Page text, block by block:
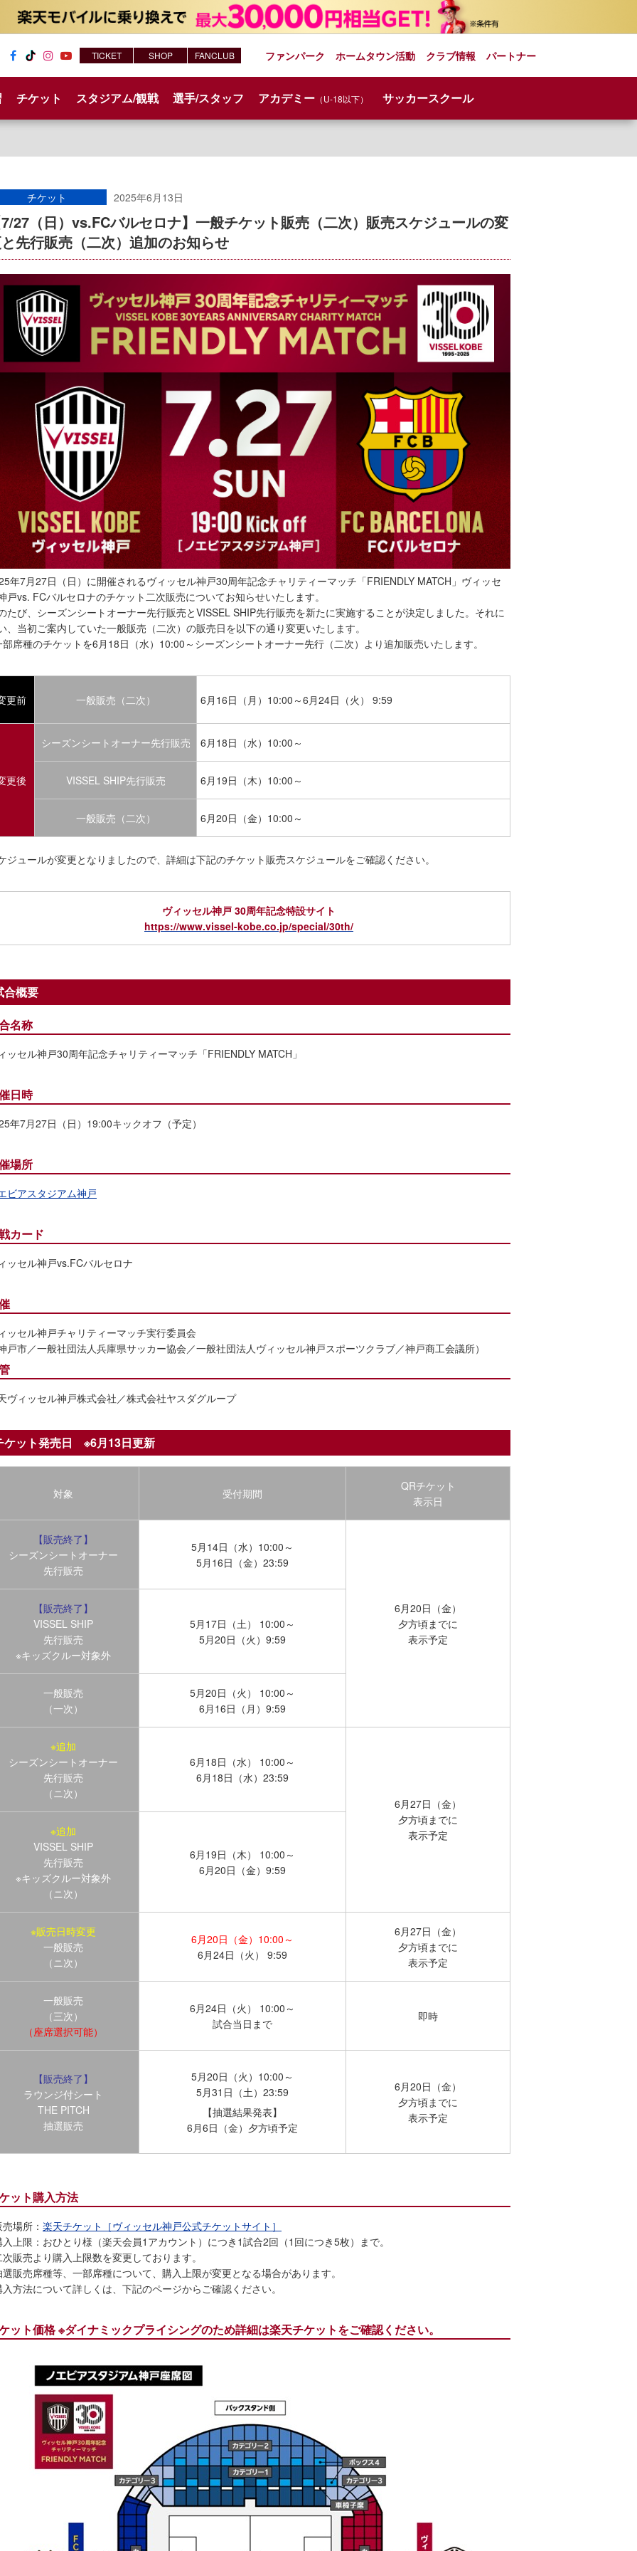
am e
チケット スタジアム/観戦 選手/スタッフ アカデミー（U-18以下） サッカースクール
ファンパーク ホームタウン活動 クラブ情報 パートナー
TICKET SHOP FANCLUB
チケット 2025年6月13日
27（日）vs.FCバルセロナ】一般チケット販売（二次）販売スケジュールの変
先行販売（二次）追加のお知らせ
年7月27日（日）に開催されるヴィッセル神戸30周年記念チャリティーマッチ「FRIENDLY MATCH」ヴィッセ
戸vs. FCバルセロナのチケット二次販売についてお知らせいたします。
たび、シーズンシートオーナー先行販売とVISSEL SHIP先行販売を新たに実施することが決定しました。それに
、当初ご案内していた一般販売（二次）の販売日を以下の通り変更いたします。
席種のチケットを6月18日（水）10:00～シーズンシートオーナー先行（二次）より追加販売いたします。
更前 一般販売（二次） 6月16日（月）10:00～6月24日（火） 9:59
更後
シーズンシートオーナー先行販売 6月18日（水）10:00～
VISSEL SHIP先行販売 6月19日（木）10:00～
一般販売（二次） 6月20日（金）10:00～
ジュールが変更となりましたので、詳細は下記のチケット販売スケジュールをご確認ください。
ヴィッセル神戸 30周年記念特設サイト
https://www.vissel-kobe.co.jp/special/30th/
合概要
名称
ッセル神戸30周年記念チャリティーマッチ「FRIENDLY MATCH」
日時
年7月27日（日）19:00キックオフ（予定）
場所
ビアスタジアム神戸
カード
ッセル神戸vs.FCバルセロナ
ッセル神戸チャリティーマッチ実行委員会
戸市／一般社団法人兵庫県サッカー協会／一般社団法人ヴィッセル神戸スポーツクラブ／神戸商工会議所）
ヴィッセル神戸株式会社／株式会社ヤスダグループ
ケット発売日 ※6月13日更新
対象 受付期間
QRチケット
表示日
【販売終了】
シーズンシートオーナー
先行販売
5月14日（水）10:00～
5月16日（金）23:59
6月20日（金）
夕方頃までに
表示予定
【販売終了】
VISSEL SHIP
先行販売
※キッズクルー対象外
5月17日（土） 10:00～
5月20日（火）9:59
一般販売
（一次）
5月20日（火） 10:00～
6月16日（月）9:59
※追加
シーズンシートオーナー
先行販売
（ニ次）
6月18日（水） 10:00～
6月18日（水）23:59
6月27日（金）
夕方頃までに
表示予定
※追加
VISSEL SHIP
先行販売
※キッズクルー対象外
（ニ次）
6月19日（木） 10:00～
6月20日（金）9:59
※販売日時変更
一般販売
（ニ次）
6月20日（金）10:00～
6月24日（火） 9:59
6月27日（金）
夕方頃までに
表示予定
一般販売
（三次）
（座席選択可能）
6月24日（火） 10:00～
試合当日まで
即時
【販売終了】
ラウンジ付シート
THE PITCH
抽選販売
5月20日（火）10:00～
5月31日（土）23:59
【抽選結果発表】
6月6日（金）夕方頃予定
6月20日（金）
夕方頃までに
表示予定
ット購入方法
場所： 楽天チケット［ヴィッセル神戸公式チケットサイト］
上限：おひとり様（楽天会員1アカウント）につき1試合2回（1回につき5枚）まで。
販売より購入上限数を変更しております。
販売席種等、一部席種について、購入上限が変更となる場合があります。
方法について詳しくは、下記のページからご確認ください。
ット価格 ※ダイナミックプライシングのため詳細は楽天チケットをご確認ください。